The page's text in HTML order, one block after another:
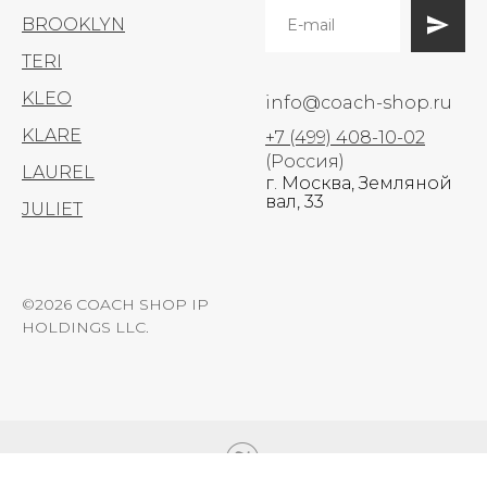
BROOKLYN
TERI
KLEO
KLARE
LAUREL
JULIET
info@coach-shop.ru
+7 (499) 408-10-02
(Россия)
г. Москва, Земляной
вал, 33
©2026 COACH SHOP IP
HOLDINGS LLC.